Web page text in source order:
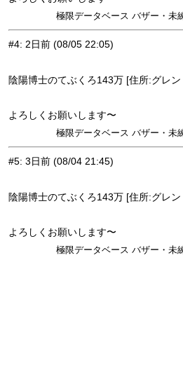
極限データベース バザー・未
#4: 2日前 (08/05 22:05)
陰陽博士のてぶくろ143万 [住所:グレ
よろしくお願いします〜
極限データベース バザー・未
#5: 3日前 (08/04 21:45)
陰陽博士のてぶくろ143万 [住所:グレ
よろしくお願いします〜
極限データベース バザー・未